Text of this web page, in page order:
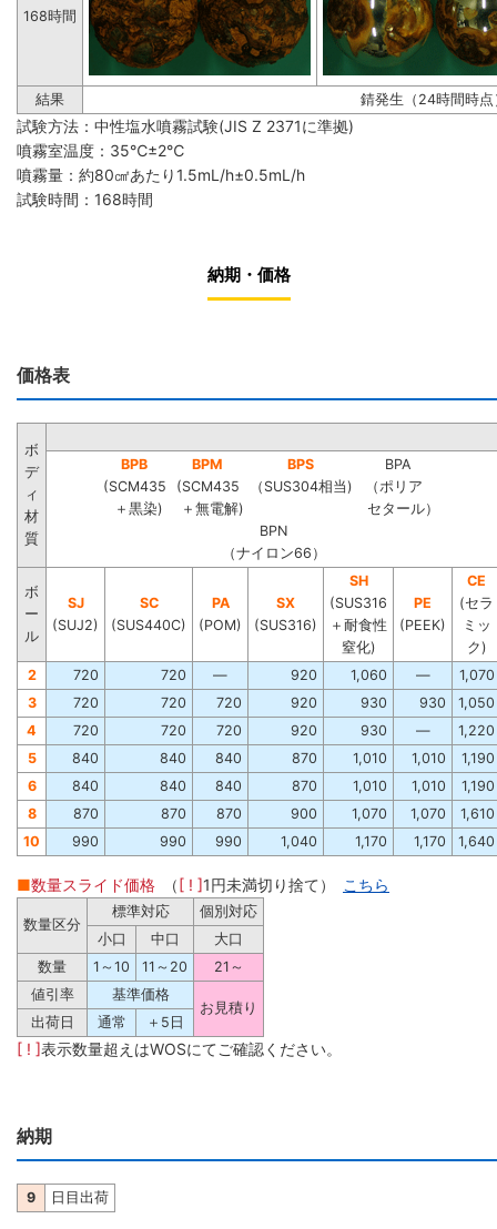
168時間
結果 錆発生（24時間時点
試験方法：中性塩水噴霧試験(JIS Z 2371に準拠)
噴霧室温度：35℃±2℃
噴霧量：約80㎠あたり1.5mL/h±0.5mL/h
試験時間：168時間
納期・価格
価格表
ボ
デ
ィ
材
質
BPB
(SCM435
＋黒染)
BPM
(SCM435
＋無電解)
BPS
（SUS304相当)
BPA
（ポリア
セタール）
BPN
（ナイロン66）
ボ
ー
ル
SJ
(SUJ2)
SC
(SUS440C)
PA
(POM)
SX
(SUS316)
SH
(SUS316
＋耐食性
窒化)
PE
(PEEK)
CE
(セラ
ミッ
ク)
2
720 720 ― 920 1,060 ―
1,070
3
720 720 720 920 930 930
1,050
4
720 720 720 920 930 ―
1,220
5
840 840 840 870 1,010 1,010
1,190
6
840 840 840 870 1,010 1,010
1,190
8
870 870 870 900 1,070 1,070
1,610
10
990 990 990 1,040 1,170 1,170 1,640
■数量スライド価格 （[ ! ]1円未満切り捨て） こちら
数量区分
標準対応
個別対応
小口
中口
大口
数量
1～10 11～20
21～
値引率
基準価格
お見積り
出荷日
通常 ＋5日
[ ! ]表示数量超えはWOSにてご確認ください。
納期
9 日目出荷